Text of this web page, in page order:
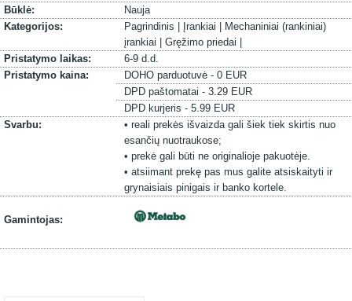
Būklė:
Nauja
Kategorijos:
Pagrindinis | Įrankiai |
Mechaniniai (rankiniai)
įrankiai | Gręžimo priedai |
Pristatymo laikas:
6-9 d.d.
Pristatymo kaina:
DOHO parduotuvė - 0 EUR
DPD paštomatai - 3.29 EUR
DPD kurjeris - 5.99 EUR
Svarbu:
• reali prekės išvaizda gali šiek tiek skirtis nuo
esančių nuotraukose;
• prekė gali būti ne originalioje pakuotėje.
• atsiimant prekę pas mus galite atsiskaityti ir
grynaisiais pinigais ir banko kortele.
Gamintojas: